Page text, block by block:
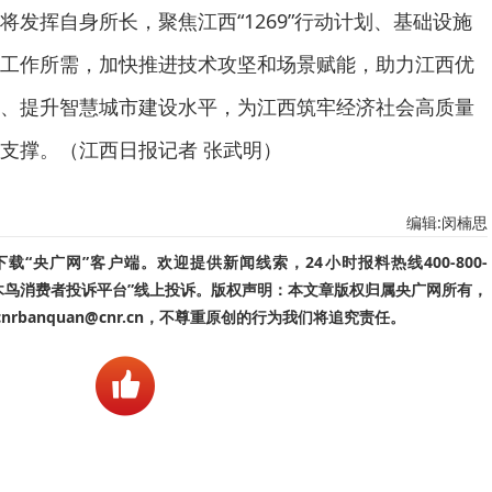
发挥自身所长，聚焦江西“1269”行动计划、基础设施
作所需，加快推进技术攻坚和场景赋能，助力江西优
提升智慧城市建设水平，为江西筑牢经济社会高质量
撑。（江西日报记者 张武明）
编辑:闵楠思
“央广网”客户端。欢迎提供新闻线索，24小时报料热线400-800-
消费者投诉平台”线上投诉。版权声明：本文章版权归属央广网所有，
，不尊重原创的行为我们将追究责任。